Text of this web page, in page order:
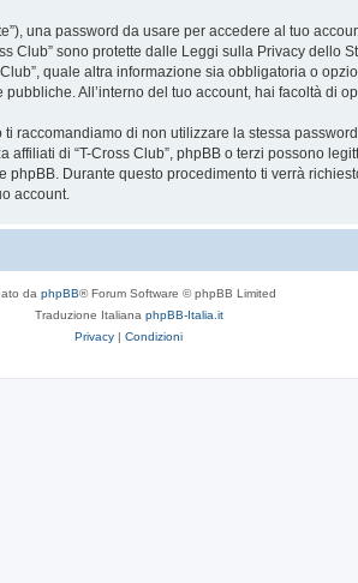
una password da usare per accedere al tuo
Club” sono protette dalle Leggi sulla Privacy dello
quale altra informazione sia obbligatoria o
All’interno del tuo account, hai facoltà di
raccomandiamo di non utilizzare la stessa
di “T-Cross Club”, phpBB o terzi possono
Durante questo procedimento ti verrà
account.
da phpBB® Forum Software © phpBB Limited
Traduzione Italiana phpBB-Italia.it
Privacy | Condizioni